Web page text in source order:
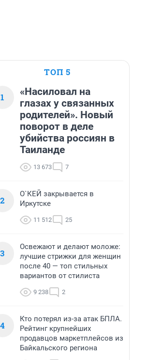
ТОП 5
1
«Насиловал на
глазах у связанных
родителей». Новый
поворот в деле
убийства россиян в
Таиланде
13 673 7
2
О`КЕЙ закрывается в
Иркутске
11 512 25
3
Освежают и делают моложе:
лучшие стрижки для женщин
после 40 — топ стильных
вариантов от стилиста
9 238 2
4
Кто потерял из-за атак БПЛА.
Рейтинг крупнейших
продавцов маркетплейсов из
Байкальского региона